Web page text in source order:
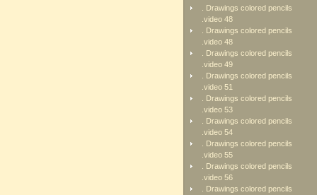
. Drawings colored pencils
.video 48
. Drawings colored pencils
.video 48
. Drawings colored pencils
.video 49
. Drawings colored pencils
.video 51
. Drawings colored pencils
.video 53
. Drawings colored pencils
.video 54
. Drawings colored pencils
.video 55
. Drawings colored pencils
.video 56
. Drawings colored pencils